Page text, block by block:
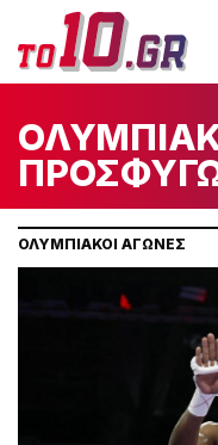
ΟΛΥΜΠΙΑΚΟΙ ΑΓΩΝΕΣ